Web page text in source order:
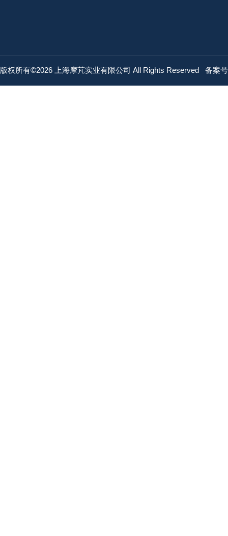
版权所有©2026 上海摩芃实业有限公司 All Rights Reserved 备案